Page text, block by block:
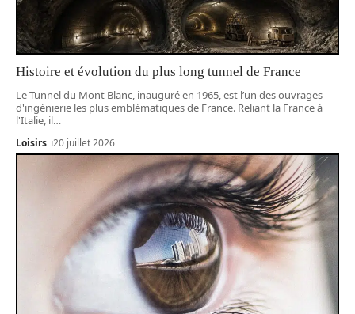
Histoire et évolution du plus long tunnel de France
Le Tunnel du Mont Blanc, inauguré en 1965, est l’un des ouvrages
d'ingénierie les plus emblématiques de France. Reliant la France à
l'Italie, il…
Loisirs 20 juillet 2026